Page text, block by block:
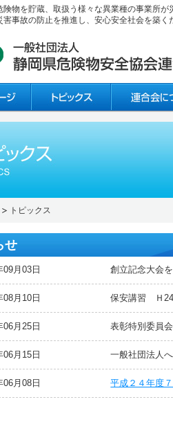
険物を貯蔵、取扱う様々な異業種の事業所
害事故の防止を推進し、安心安全社会を築く
トピックス
せ
09月03日 創立記念大会
08月10日 保安講習 Ｈ24
06月25日 表彰特別委員
06月15日 一般社団法人
06月08日 平成２４年度